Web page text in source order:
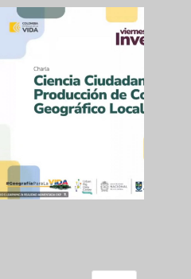
Grado ICG